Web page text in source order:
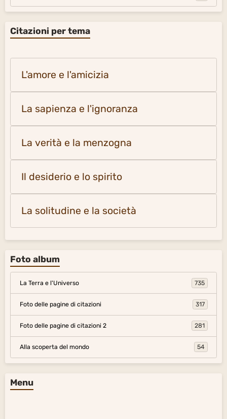
Citazioni per tema
L'amore e l'amicizia
La sapienza e l'ignoranza
La verità e la menzogna
Il desiderio e lo spirito
La solitudine e la società
Foto album
La Terra e l'Universo 735
Foto delle pagine di citazioni 317
Foto delle pagine di citazioni 2 281
Alla scoperta del mondo 54
Menu